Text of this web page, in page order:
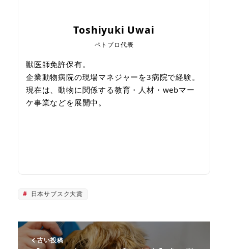
Toshiyuki Uwai
ペトプロ代表
獣医師免許保有。
企業動物病院の現場マネジャーを3病院で経験。
現在は、動物に関係する教育・人材・webマー
ケ事業などを展開中。
日本サブスク大賞
古い投稿